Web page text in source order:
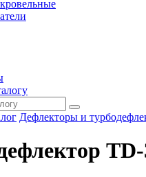
Дефлекторы и